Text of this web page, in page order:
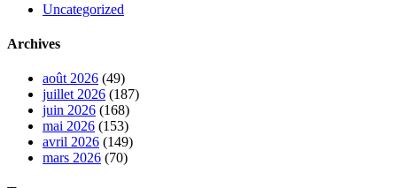
Uncategorized
Archives
août 2026 (49)
juillet 2026 (187)
juin 2026 (168)
mai 2026 (153)
avril 2026 (149)
mars 2026 (70)